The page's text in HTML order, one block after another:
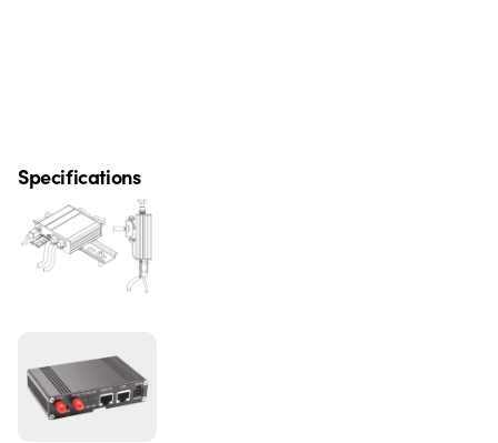
Specifications